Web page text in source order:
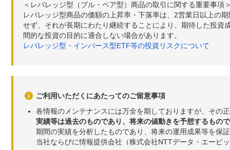
＜レバレッジ型（ブル・ベア型）商品の取引に関する重要事項
レバレッジ型商品の価額の上昇率・下落率は、2営業日以上の
せず、それが長期にわたり継続することにより、期待した投
間的な投資の目的に適合しない場合があります。
レバレッジ型・インバース型ETF等の投資リスクについて
ご利用いただくにあたってのご留意事項
各情報のメンテナンスには万全を期しておりますが、その
実績等は過去のものであり、将来の値動きを予想するもの
期間の実績を分析したものであり、将来の運用成果等を保
当社ならびに情報提供会社（株式会社NTTデータ・エービ